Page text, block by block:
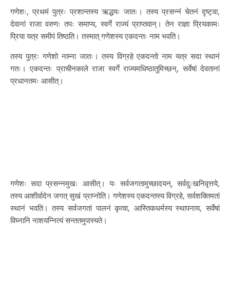
गणेशः, प्रथमं पुत्रः प्रशान्तस्य ऋद्धयः जातः। तस्य प्रसन्नं चेतनं दृष्ट्वा,
देवानां राजा वरुणः तपः समाप्य, स्वर्गे राज्यं प्राप्तवान्। तेन राज्ञा प्रियकामः
प्रिया यत्र समीपं तिष्ठति। तस्मात् गणेशस्य एकदन्तः नाम भवति।
तस्य पुत्रः गणेशो नाम्ना जातः। तस्य विग्रहे एकदन्तो नाम यत्र सदा स्थानं
गतः। एकदन्तः प्राचीनकाले राजा स्वर्गे राज्यमधिष्ठातुमिच्छन्, सर्वेषां देवतानां
प्रधानतमः आसीत्।
गणेशः सदा प्रसन्नमुखः आसीत्। यः सर्वजगतामुच्छादयन्, सर्वदुःखनिवृत्तये,
तस्य आशीर्वादेन जगत् सुखं प्राप्नोति। गणेशस्य एकदन्तस्य विग्रहे, सर्वशक्तिमतां
स्थानं भवति। तस्य सर्वजगतां पालनं कृत्वा, आस्तिकधर्मस्य स्थापनाय, सर्वेषां
विघ्नानि नाशयन्नित्यं सन्ततमुपास्यते।